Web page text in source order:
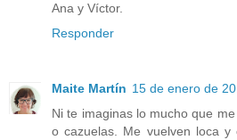
Ana y Víctor.
Responder
Maite Martín 15 de enero de
Ni te imaginas lo mucho que
o cazuelas. Me vuelven loca